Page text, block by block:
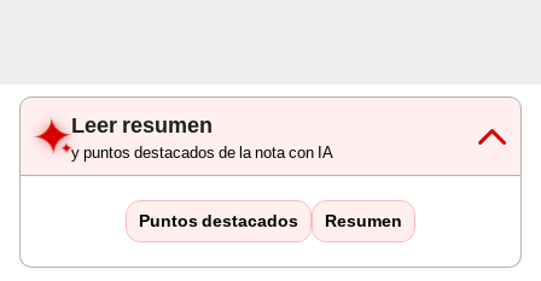
Leer resumen
y puntos destacados de la nota con IA
Puntos destacados Resumen